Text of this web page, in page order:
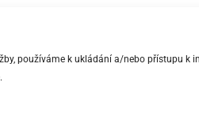
používáme k ukládání a/nebo přístupu